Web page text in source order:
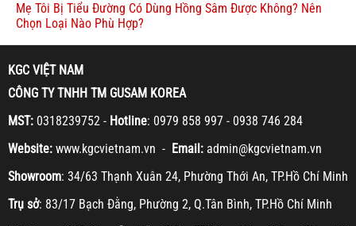
Mẹ Tôi Bị Tiểu Đường Có Dùng Hồng Sâm Được Không? Nên
Chọn Loại Nào Phù Hợp?
KGC VIỆT NAM
CÔNG TY TNHH TM GUSAM KOREA
MST: 0318239752 - Hotline: 0979 858 997 - 0938 746 284
Website: www.kgcvietnam.vn - Email: admin@kgcvietnam.vn
Showroom: 34/63 Thạnh Xuân 24, Phường Thới An, TP.Hồ Chí Minh
Trụ sở: 83/17 Bạch Đằng, Phường 2, Q.Tân Bình, TP.Hồ Chí Minh